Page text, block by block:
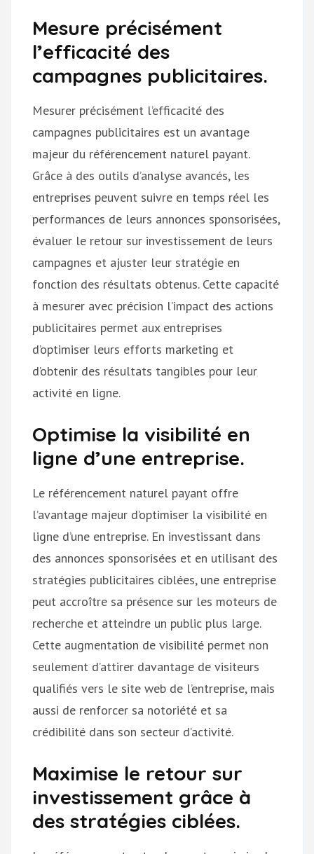
Mesure précisément
l’efficacité des
campagnes publicitaires.
Mesurer précisément l’efficacité des
campagnes publicitaires est un avantage
majeur du référencement naturel payant.
Grâce à des outils d’analyse avancés, les
entreprises peuvent suivre en temps réel les
performances de leurs annonces sponsorisées,
évaluer le retour sur investissement de leurs
campagnes et ajuster leur stratégie en
fonction des résultats obtenus. Cette capacité
à mesurer avec précision l’impact des actions
publicitaires permet aux entreprises
d’optimiser leurs efforts marketing et
d’obtenir des résultats tangibles pour leur
activité en ligne.
Optimise la visibilité en
ligne d’une entreprise.
Le référencement naturel payant offre
l’avantage majeur d’optimiser la visibilité en
ligne d’une entreprise. En investissant dans
des annonces sponsorisées et en utilisant des
stratégies publicitaires ciblées, une entreprise
peut accroître sa présence sur les moteurs de
recherche et atteindre un public plus large.
Cette augmentation de visibilité permet non
seulement d’attirer davantage de visiteurs
qualifiés vers le site web de l’entreprise, mais
aussi de renforcer sa notoriété et sa
crédibilité dans son secteur d’activité.
Maximise le retour sur
investissement grâce à
des stratégies ciblées.